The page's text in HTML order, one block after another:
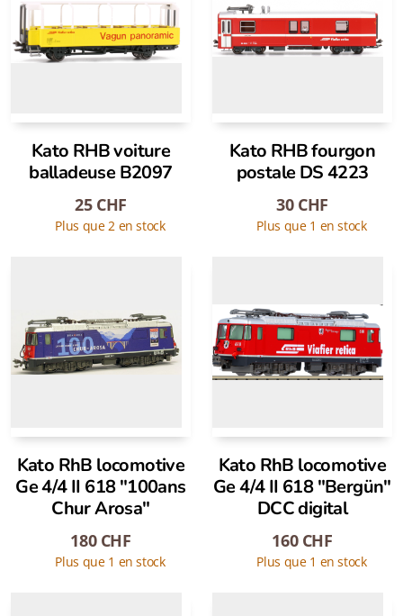
Kato RHB voiture
balladeuse B2097
25CHF
Plus que 2 en stock
Kato RHB fourgon
postale DS 4223
30CHF
Plus que 1 en stock
Kato RhB locomotive
Ge 4/4 II 618 "100ans
Chur Arosa"
180CHF
Plus que 1 en stock
Kato RhB locomotive
Ge 4/4 II 618 "Bergün"
DCC digital
160CHF
Plus que 1 en stock